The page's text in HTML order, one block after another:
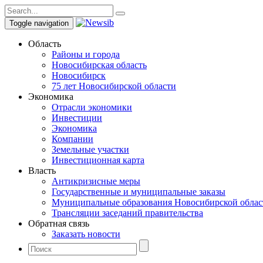
Toggle navigation
Область
Районы и города
Новосибирская область
Новосибирск
75 лет Новосибирской области
Экономика
Отрасли экономики
Инвестиции
Экономика
Компании
Земельные участки
Инвестиционная карта
Власть
Антикризисные меры
Государственные и муниципальные заказы
Муниципальные образования Новосибирской
Трансляции заседаний правительства
Обратная связь
Заказать новости